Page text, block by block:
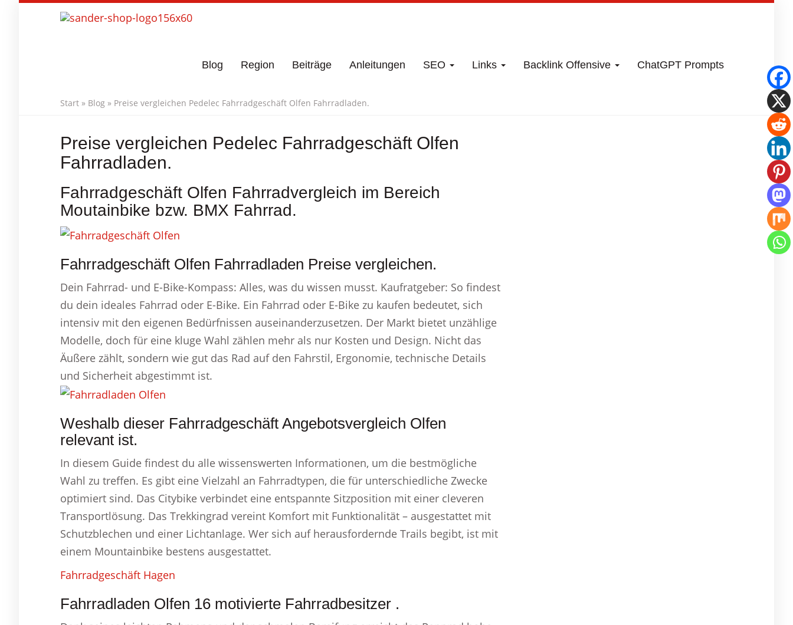
Blog Region Beiträge Anleitungen SEO Links Backlink Offensive ChatGPT Prompts
Start » Blog » Preise vergleichen Pedelec Fahrradgeschäft Olfen Fahrradladen.
Preise vergleichen Pedelec Fahrradgeschäft Olfen
Fahrradladen.
Fahrradgeschäft Olfen Fahrradvergleich im Bereich
Moutainbike bzw. BMX Fahrrad.
Fahrradgeschäft Olfen Fahrradladen Preise vergleichen.
Dein Fahrrad- und E-Bike-Kompass: Alles, was du wissen musst. Kaufratgeber: So findest
du dein ideales Fahrrad oder E-Bike. Ein Fahrrad oder E-Bike zu kaufen bedeutet, sich
intensiv mit den eigenen Bedürfnissen auseinanderzusetzen. Der Markt bietet unzählige
Modelle, doch für eine kluge Wahl zählen mehr als nur Kosten und Design. Nicht das
Äußere zählt, sondern wie gut das Rad auf den Fahrstil, Ergonomie, technische Details
und Sicherheit abgestimmt ist.
Weshalb dieser Fahrradgeschäft Angebotsvergleich Olfen
relevant ist.
In diesem Guide findest du alle wissenswerten Informationen, um die bestmögliche
Wahl zu treffen. Es gibt eine Vielzahl an Fahrradtypen, die für unterschiedliche Zwecke
optimiert sind. Das Citybike verbindet eine entspannte Sitzposition mit einer cleveren
Transportlösung. Das Trekkingrad vereint Komfort mit Funktionalität – ausgestattet mit
Schutzblechen und einer Lichtanlage. Wer sich auf herausfordernde Trails begibt, ist mit
einem Mountainbike bestens ausgestattet.
Fahrradgeschäft Hagen
Fahrradladen Olfen 16 motivierte Fahrradbesitzer .